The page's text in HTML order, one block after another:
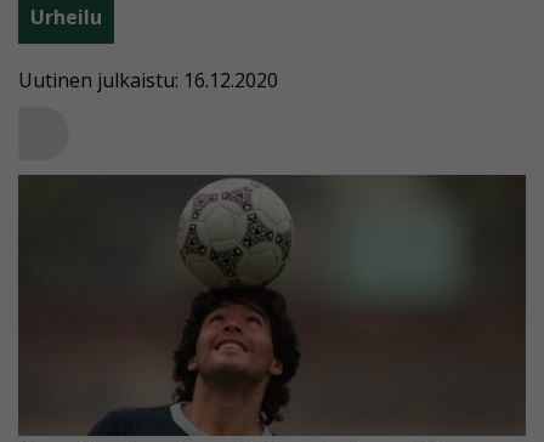
Urheilu
Uutinen julkaistu: 16.12.2020